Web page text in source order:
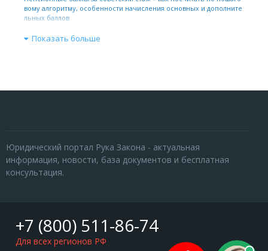
вому алгоритму, особенности начисления основных и дополните
льных баллов
Показать больше
Юридический портал Рука Закона - актуальная
информация, новости, база документов и бесплатная
консультация.
+7 (800) 511-86-74
Для всех регионов РФ